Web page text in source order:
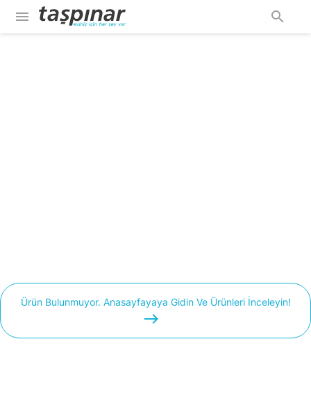
menu search
Ürün Bulunmuyor. Anasayfayaya Gidin Ve Ürünleri İnceleyin!
easts